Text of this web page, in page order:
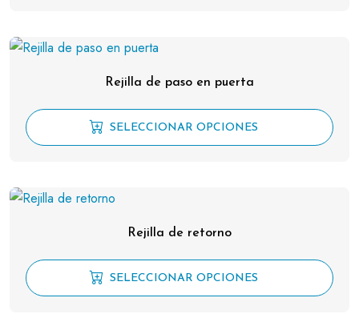
Rejilla de paso en puerta
SELECCIONAR OPCIONES
Rejilla de retorno
SELECCIONAR OPCIONES